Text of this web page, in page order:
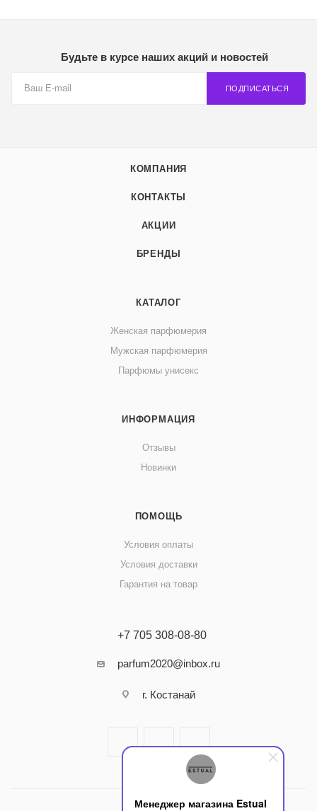
Менеджер магазина Estual
Будьте в курсе наших акций и новостей
ПОДПИСАТЬСЯ
КОМПАНИЯ
КОНТАКТЫ
АКЦИИ
БРЕНДЫ
КАТАЛОГ
Женская парфюмерия
Мужская парфюмерия
Парфюмы унисекс
ИНФОРМАЦИЯ
Отзывы
Новинки
ПОМОЩЬ
Условия оплаты
Условия доставки
Гарантия на товар
+7 705 308-08-80
parfum2020@inbox.ru
г. Костанай